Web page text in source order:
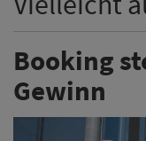
Booking
Gewinn